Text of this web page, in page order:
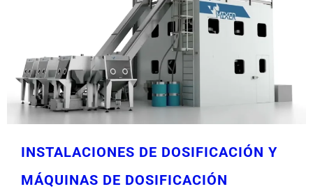
INSTALACIONES DE DOSIFICACIÓN Y
MÁQUINAS DE DOSIFICACIÓN